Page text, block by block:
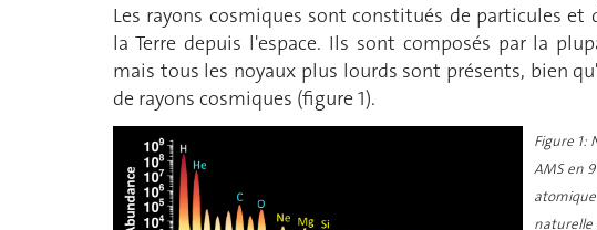
Les rayons cosmiques sont constitués de particules
la Terre depuis l'espace. Ils sont composés par la
mais tous les noyaux plus lourds sont présents, bien
de rayons cosmiques (figure 1).
Figure 1:
AMS en
naturelle